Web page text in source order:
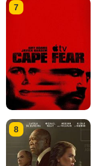
7
8